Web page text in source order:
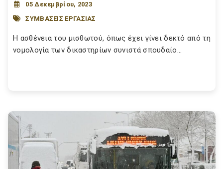
05 Δεκεμβρίου, 2023
ΣΥΜΒΑΣΕΙΣ ΕΡΓΑΣΙΑΣ
Η ασθένεια του μισθωτού, όπως έχει γίνει δεκτό από τη
νομολογία των δικαστηρίων συνιστά σπουδαίο...